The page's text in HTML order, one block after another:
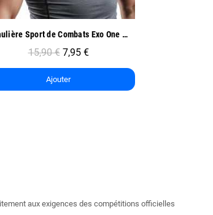
Aperçu rapide Coudière de Compression Sport - Oben
9,90 € 4,95 €
Ajouter
aux exigences des compétitions officielles